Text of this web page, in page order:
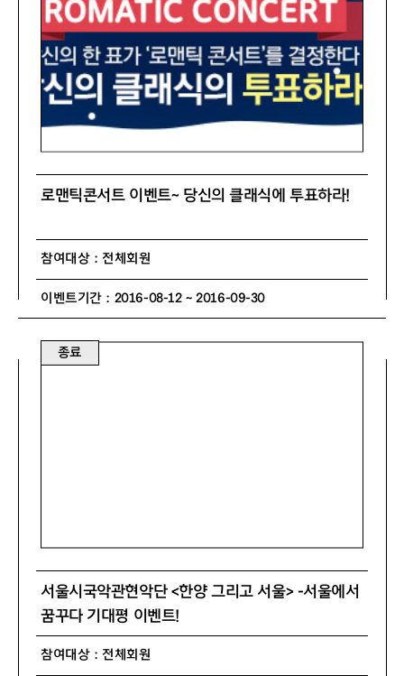
로맨틱콘서트 이벤트~ 당신의 클래식에 투표하라!
참여대상 : 전체회원
이벤트기간 : 2016-08-12 ~ 2016-09-30
종료
서울시국악관현악단 <한양 그리고 서울> -서울에서
꿈꾸다 기대평 이벤트!
참여대상 : 전체회원